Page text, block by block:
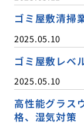
ゴミ屋敷清掃
2025.05.10
ゴミ屋敷レベ
2025.05.10
高性能グラス
格、湿気対策